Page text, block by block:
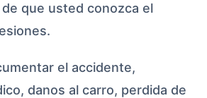
que usted conozca el
el accidente,
danos al carro, perdida de